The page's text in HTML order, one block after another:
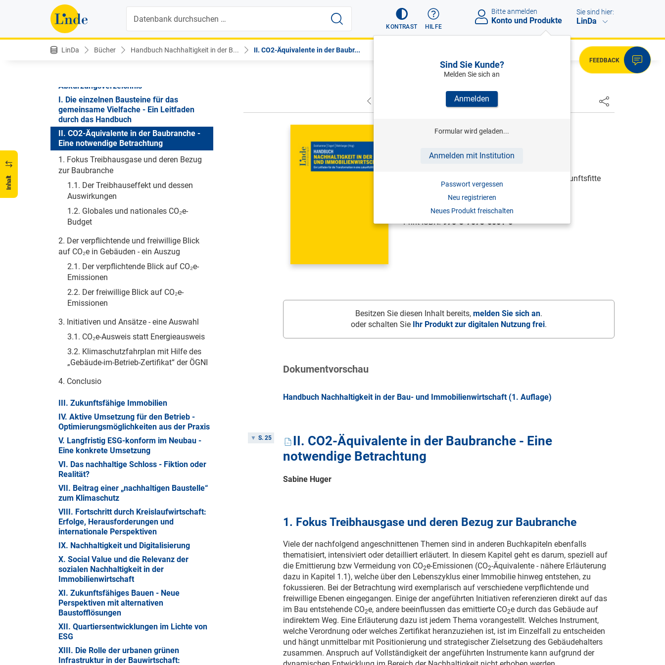
KONTRAST HILFE
Bitte anmelden
Konto und Produkte
Sind Sie Kunde?
Melden Sie sich an
Anmelden
Formular wird geladen...
Anmelden mit Institution
Passwort vergessen
Neu registrieren
Neues Produkt freischalten
Sie sind hier:
LinDa
LinDa Bücher Handbuch Nachhaltigkeit in der B... II. CO2-Äquivalente in der Baubr...
FEEDBACK
Inhalt
Handbuch Nachhaltigkeit in der Bau- und Immobilienwirtschaft
Inhaltsverzeichnis
Abkürzungsverzeichnis
I. Die einzelnen Bausteine für das
gemeinsame Vielfache - Ein Leitfaden
durch das Handbuch
II. CO2-Äquivalente in der Baubranche -
Eine notwendige Betrachtung
1. Fokus Treibhausgase und deren Bezug
zur Baubranche
1.1. Der Treibhauseffekt und dessen
Auswirkungen
1.2. Globales und nationales CO₂e-
Budget
2. Der verpflichtende und freiwillige Blick
auf CO₂e in Gebäuden - ein Auszug
2.1. Der verpflichtende Blick auf CO₂e-
Emissionen
2.2. Der freiwillige Blick auf CO₂e-
Emissionen
3. Initiativen und Ansätze - eine Auswahl
3.1. CO₂e-Ausweis statt Energieausweis
3.2. Klimaschutzfahrplan mit Hilfe des
„Gebäude-im-Betrieb-Zertifikat“ der ÖGNI
4. Conclusio
III. Zukunftsfähige Immobilien
IV. Aktive Umsetzung für den Betrieb -
Optimierungsmöglichkeiten aus der Praxis
V. Langfristig ESG-konform im Neubau -
Eine konkrete Umsetzung
VI. Das nachhaltige Schloss - Fiktion oder
Realität?
VII. Beitrag einer „nachhaltigen Baustelle“
zum Klimaschutz
VIII. Fortschritt durch Kreislaufwirtschaft:
Erfolge, Herausforderungen und
internationale Perspektiven
IX. Nachhaltigkeit und Digitalisierung
X. Social Value und die Relevanz der
sozialen Nachhaltigkeit in der
Immobilienwirtschaft
XI. Zukunftsfähiges Bauen - Neue
Perspektiven mit alternativen
Baustofflösungen
XII. Quartiersentwicklungen im Lichte von
ESG
XIII. Die Rolle der urbanen grünen
Infrastruktur in der Bauwirtschaft:
NÄCHSTER
DEINHAMMER/ENGERT/WEHRBERGER (HRSG)
Immobilienwirtschaft
Ein Leitfaden für die Transformation in eine zukunftsfitte
1. Aufl. 2024
Print-ISBN:978-3-7073-5061-6
Besitzen Sie diesen Inhalt bereits, melden Sie sich an.
oder schalten Sie Ihr Produkt zur digitalen Nutzung frei.
Dokumentvorschau
Handbuch Nachhaltigkeit in der Bau- und Immobilienwirtschaft (1. Auflage)
S. 25
II. CO2-Äquivalente in der Baubranche - Eine
notwendige Betrachtung
Sabine Huger
1. Fokus Treibhausgase und deren Bezug zur Baubranche
Viele der nachfolgend angeschnittenen Themen sind in anderen Buchkapiteln ebenfalls
thematisiert, intensiviert oder detailliert erläutert. In diesem Kapitel geht es darum, speziell auf
die Emittierung bzw Vermeidung von CO2e-Emissionen (CO2-Äquivalente - nähere Erläuterung
dazu in Kapitel 1.1), welche über den Lebenszyklus einer Immobilie hinweg entstehen, zu
fokussieren. Bei der Betrachtung wird exemplarisch auf verschiedene verpflichtende und
freiwillige Ebenen eingegangen. Einige der angeführten Initiativen referenzieren direkt auf das
im Bau entstehende CO2e, andere beeinflussen das emittierte CO2e durch das Gebäude auf
indirektem Weg. Eine Erläuterung dazu ist jedem Thema vorangestellt. Welches Instrument,
welche Verordnung oder welches Zertifikat heranzuziehen ist, ist im Einzelfall zu entscheiden
und hängt unmittelbar mit Positionierung und strategischer Zielsetzung des Gebäudehalters
zusammen. Anspruch auf Vollständigkeit der angeführten Instrumente kann aufgrund der